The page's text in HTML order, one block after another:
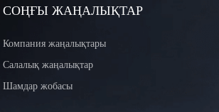
СОҢҒЫ ЖАҢАЛЫҚТАР
Компания жаңалықтары
Салалық жаңалықтар
Шамдар жобасы